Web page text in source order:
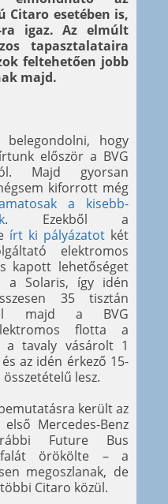
Citaro esetében is,
ra igaz. Az elmúlt
tapasztalataira
feltehetően jobb
majd.
hogy
először a BVG
Majd gyorsan
kiforrott még
a kisebb-
. Ezekből a
írt ki pályázatot két
elektromos
kapott lehetőséget
a Solaris, így idén
35 tisztán
majd a BVG
flotta a
a tavaly vásárolt 1
az idén érkező 15-
lesz.
került az
Mercedes-Benz
Future Bus
örökölte – a
megoszlanak, de
Citaro közül.